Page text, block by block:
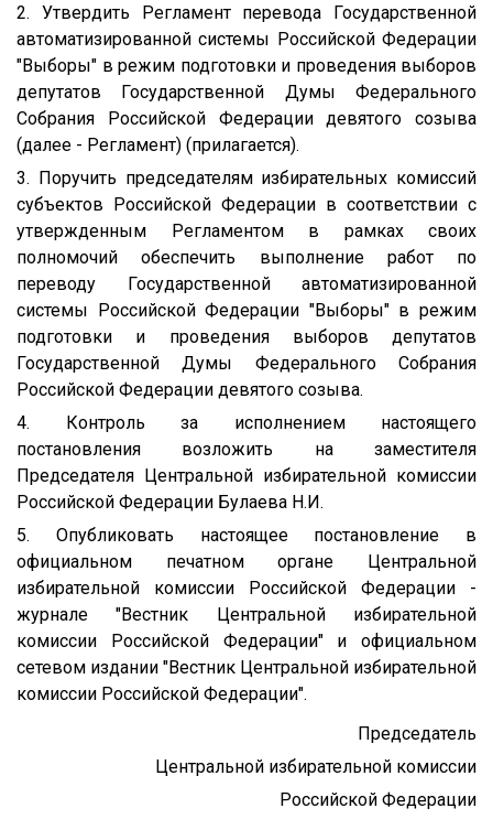
2. Утвердить Регламент перевода Государственной
автоматизированной системы Российской Федерации
"Выборы" в режим подготовки и проведения выборов
депутатов Государственной Думы Федерального
Собрания Российской Федерации девятого созыва
(далее - Регламент) (прилагается).
3. Поручить председателям избирательных комиссий
субъектов Российской Федерации в соответствии с
утвержденным Регламентом в рамках своих
полномочий обеспечить выполнение работ по
переводу Государственной автоматизированной
системы Российской Федерации "Выборы" в режим
подготовки и проведения выборов депутатов
Государственной Думы Федерального Собрания
Российской Федерации девятого созыва.
4. Контроль за исполнением настоящего
постановления возложить на заместителя
Председателя Центральной избирательной комиссии
Российской Федерации Булаева Н.И.
5. Опубликовать настоящее постановление в
официальном печатном органе Центральной
избирательной комиссии Российской Федерации -
журнале "Вестник Центральной избирательной
комиссии Российской Федерации" и официальном
сетевом издании "Вестник Центральной избирательной
комиссии Российской Федерации".
Председатель
Центральной избирательной комиссии
Российской Федерации